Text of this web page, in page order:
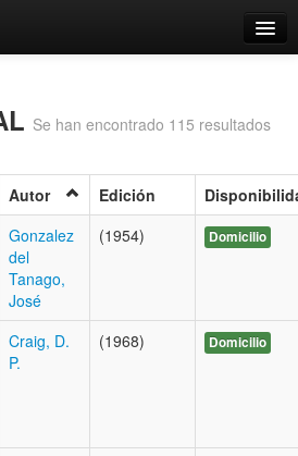
Se han encontrado 115 resultados
Autor Edición
Gonzalez
del
Tanago,
José
(1954) Domicilio
Craig, D.
P.
(1968) Domicilio